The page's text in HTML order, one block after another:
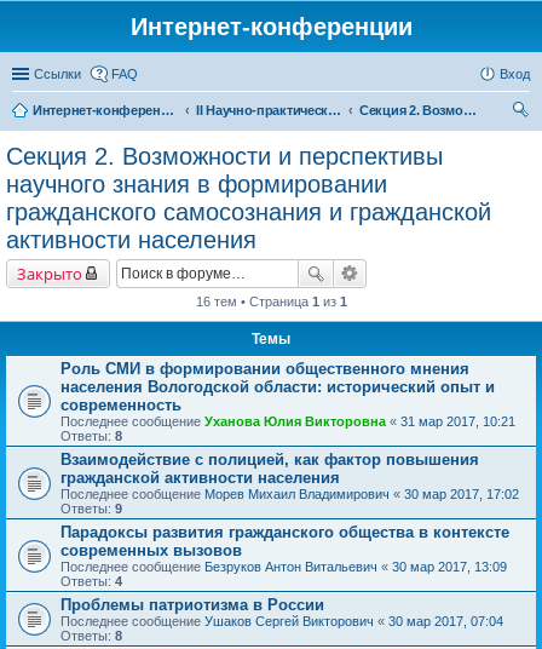
Интернет-конференции
Ссылки FAQ Вход
Интернет-конференции II Научно-практическая интернет-конференция «Глобальные вызовы и региональное развитие в зеркале социологических измерений» Актуальные проблемы российского общества в контексте новых вызовов современности
Секция 2. Возможности и перспективы научного знания в формировании гражданского самосознания и гражданской активности населения
Секция 2. Возможности и перспективы
научного знания в формировании
гражданского самосознания и гражданской
активности населения
Закрыто
16 тем • Страница 1 из 1
Темы
Роль СМИ в формировании общественного мнения
населения Вологодской области: исторический опыт и
современность
Последнее сообщение Уханова Юлия Викторовна « 31 мар 2017, 10:21
Ответы: 8
Взаимодействие с полицией, как фактор повышения
гражданской активности населения
Последнее сообщение Морев Михаил Владимирович « 30 мар 2017, 17:02
Ответы: 9
Парадоксы развития гражданского общества в контексте
современных вызовов
Последнее сообщение Безруков Антон Витальевич « 30 мар 2017, 13:09
Ответы: 4
Проблемы патриотизма в России
Последнее сообщение Ушаков Сергей Викторович « 30 мар 2017, 07:04
Ответы: 8